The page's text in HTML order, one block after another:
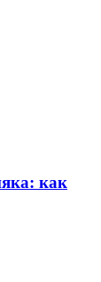
как